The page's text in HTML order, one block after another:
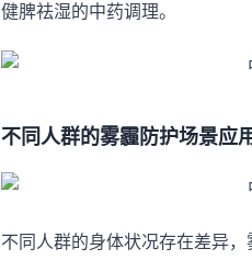
健脾祛湿的中药调理。
不同人群的雾霾防护场景应
不同人群的身体状况存在差异